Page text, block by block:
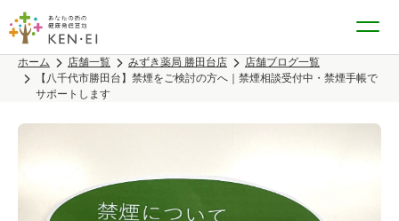
ホーム 店舗一覧 みずき薬局 勝田台店
店舗ブログ一覧
【八千代市勝田台】禁煙をご検討の方へ｜禁煙相談受付中・禁煙手帳で
サポートします